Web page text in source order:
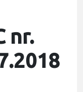
nr.